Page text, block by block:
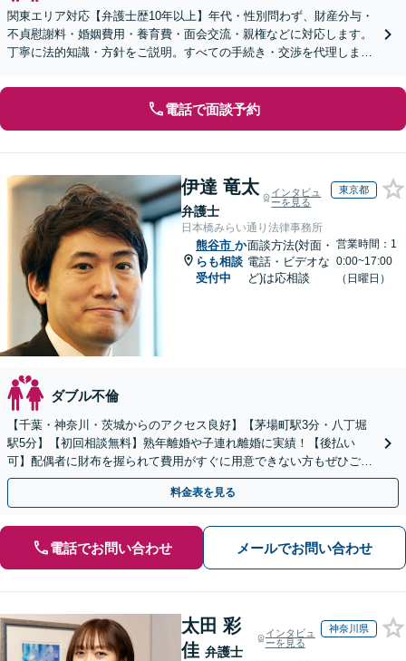
関東エリア対応【弁護士歴10年以上】年代・性別問わず、財産分与・
不貞慰謝料・婚姻費用・養育費・面会交流・親権などに対応します。
丁寧に法的知識・方針をご説明。すべての手続き・交渉を代理します
電話で面談予約
伊達 竜太
弁護士
インタビュ
ーを見る
東京都
日本橋みらい通り法律事務所
熊谷市 か
らも相談
受付中
面談方法(対面・
電話・ビデオな
ど)は応相談
営業時間：1
0:00~17:00
（日曜日）
ダブル不倫
【千葉・神奈川・茨城からのアクセス良好】【茅場町駅3分・八丁堀
駅5分】【初回相談無料】熟年離婚や子連れ離婚に実績！【後払い
可】配偶者に財布を握られて費用がすぐに用意できない方もぜひご相
談ください。子の連れ去りや婚姻費用の請求も直ちに対応。
料金表を見る
電話でお問い合わせ メールでお問い合わせ
太田 彩
佳 弁護士
インタビュ
ーを見る
神奈川県